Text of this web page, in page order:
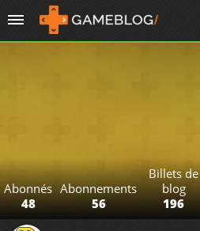
Abonnés
48
Abonnements
56
Billets de
blog
196